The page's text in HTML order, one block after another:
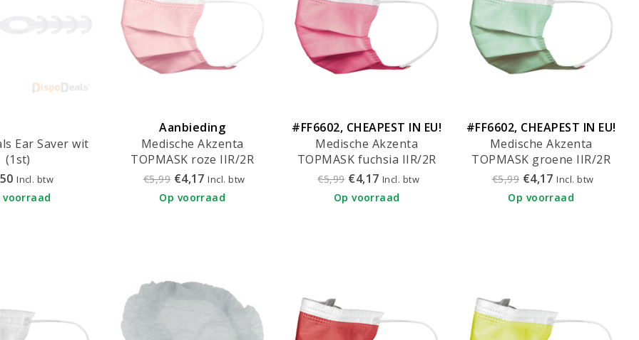
Ear Saver wit
(1st)
Incl. btw
voorraad
Aanbieding
Medische Akzenta
TOPMASK roze IIR/2R
mondmaskers met elastiek
€5,99 €4,17 Incl. btw
Op voorraad
#FF6602, CHEAPEST IN EU!
Medische Akzenta
TOPMASK fuchsia IIR/2R
mondmaskers met elastiek
€5,99 €4,17 Incl. btw
Op voorraad
#FF6602, CHEAPEST IN EU!
Medische Akzenta
TOPMASK groene IIR/2R
mondmaskers met elastiek
€5,99 €4,17 Incl. btw
Op voorraad